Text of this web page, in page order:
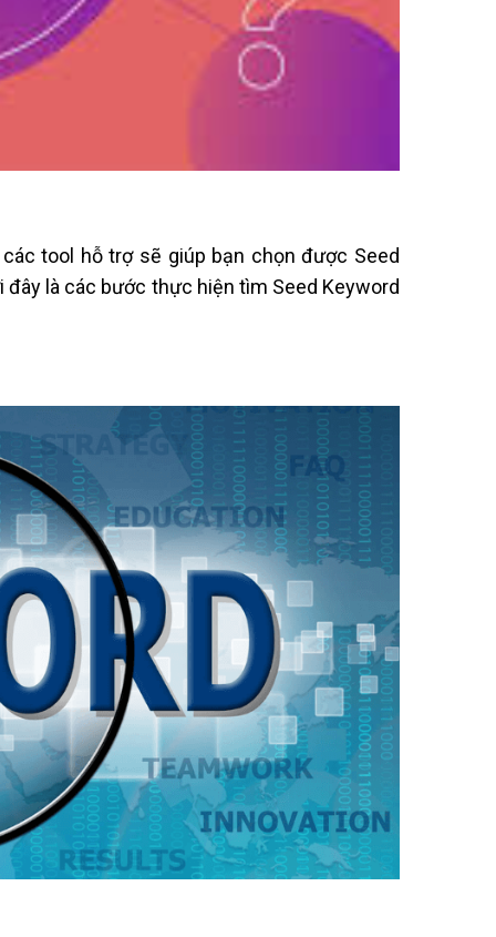
tool hỗ trợ sẽ giúp bạn chọn được Seed
là các bước thực hiện tìm Seed Keyword